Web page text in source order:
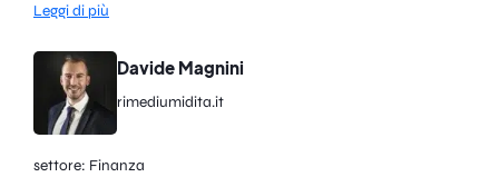
Leggi di più
Davide Magnini
rimediumidita.it
settore: Finanza